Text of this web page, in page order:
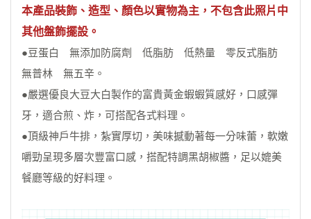
本產品裝飾、造型、顏色以實物為主，不包含此照片中
其他盤飾擺設。
●豆蛋白 無添加防腐劑 低脂肪 低熱量 零反式脂肪
無普林 無五辛。
●嚴選優良大豆大白製作的富貴黃金蝦蝦質感好，口感彈
牙，適合煎、炸，可搭配各式料理。
●頂級神戶牛排，紮實厚切，美味撼動著每一分味蕾，軟嫩
嚼勁呈現多層次豐富口感，搭配特調黑胡椒醬，足以媲美
餐廳等級的好料理。